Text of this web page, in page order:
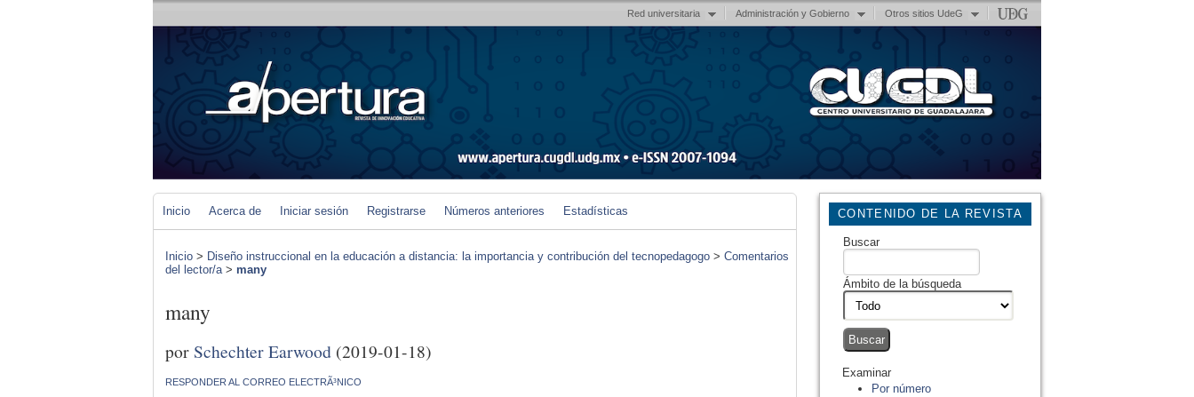
Red universitaria Administración y Gobierno Otros sitios UdeG
CONTENIDO DE LA REVISTA
Buscar
Ámbito de la búsqueda
Examinar
Por número
Inicio Acerca de Iniciar sesión Registrarse Números anteriores Estadísticas
Inicio > Diseño instruccional en la educación a distancia: la importancia y contribución del tecnopedagogo > Comentarios
del lector/a> many
many
porSchechter Earwood (2019-01-18)
RESPONDER AL CORREO ELECTRÃ³NICO